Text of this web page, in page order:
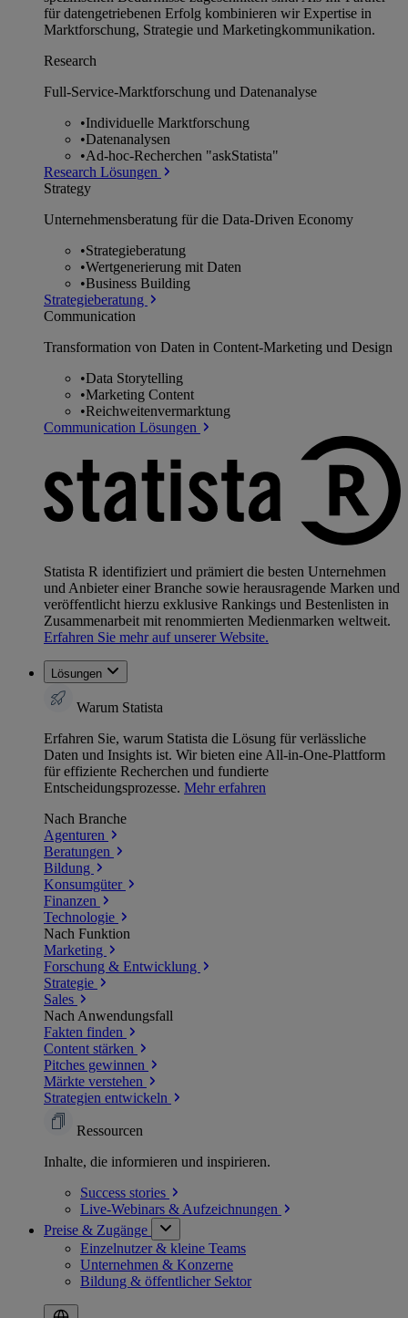
für datengetriebenen Erfolg kombinieren wir Expertise in
Marktforschung, Strategie und Marketingkommunikation.
Research
Full-Service-Marktforschung und Datenanalyse
•Individuelle Marktforschung
•Datenanalysen
•Ad-hoc-Recherchen "askStatista"
Research Lösungen
Strategy
Unternehmens­beratung für die Data-Driven Economy
•Strategieberatung
•Wertgenerierung mit Daten
•Business Building
Strategieberatung
Communication
Transformation von Daten in Content-Marketing und Design
•Data Storytelling
•Marketing Content
•Reichweitenvermarktung
Communication Lösungen
Statista R identifiziert und prämiert die besten Unternehmen
und Anbieter einer Branche sowie herausragende Marken und
veröffentlicht hierzu exklusive Rankings und Bestenlisten in
Zusammenarbeit mit renommierten Medienmarken weltweit.
Erfahren Sie mehr auf unserer Website.
Lösungen
Warum Statista
Erfahren Sie, warum Statista die Lösung für verlässliche
Daten und Insights ist. Wir bieten eine All-in-One-Plattform
für effiziente Recherchen und fundierte
Entscheidungsprozesse. Mehr erfahren
Nach Branche
Agenturen
Beratungen
Bildung
Konsumgüter
Finanzen
Technologie
Nach Funktion
Marketing
Forschung & Entwicklung
Strategie
Sales
Nach Anwendungsfall
Fakten finden
Content stärken
Pitches gewinnen
Märkte verstehen
Strategien entwickeln
Ressourcen
Inhalte, die informieren und inspirieren.
Success stories
Live-Webinars & Aufzeichnungen
Preise & Zugänge
Einzelnutzer & kleine Teams
Unternehmen & Konzerne
Bildung & öffentlicher Sektor